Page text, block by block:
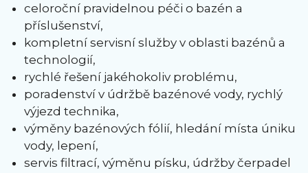
celoroční pravidelnou péči o bazén a
příslušenství,
kompletní servisní služby v oblasti bazénů a
technologií,
rychlé řešení jakéhokoliv problému,
poradenství v údržbě bazénové vody, rychlý
výjezd technika,
výměny bazénových fólií, hledání místa úniku
vody, lepení,
servis filtrací, výměnu písku, údržby čerpadel